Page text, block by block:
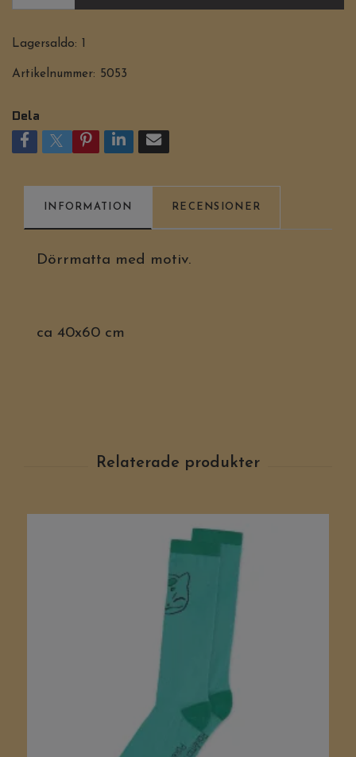
Lagersaldo:
Artikelnummer: 5053
Dela
INFORMATION RECENSIONER
Dörrmatta med motiv.
ca 40x60 cm